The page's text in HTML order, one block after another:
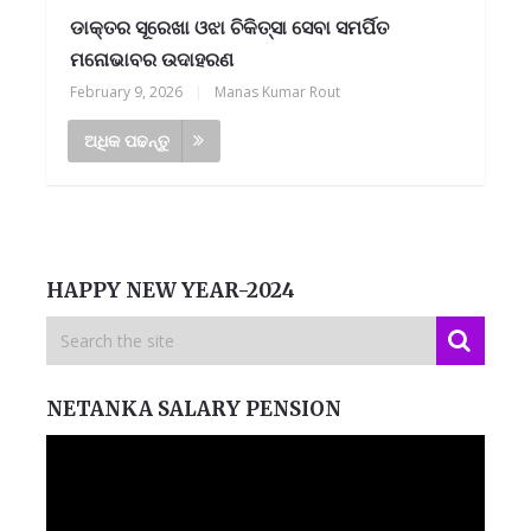
ଡାକ୍ତର ସୂରେଖା ଓଝା ଚିକିତ୍ସା ସେବା ସମର୍ପିତ
ମନୋଭାବର ଉଦାହରଣ
February 9, 2026 Manas Kumar Rout
ଅଧିକ ପଢନ୍ତୁ
HAPPY NEW YEAR-2024
NETANKA SALARY PENSION